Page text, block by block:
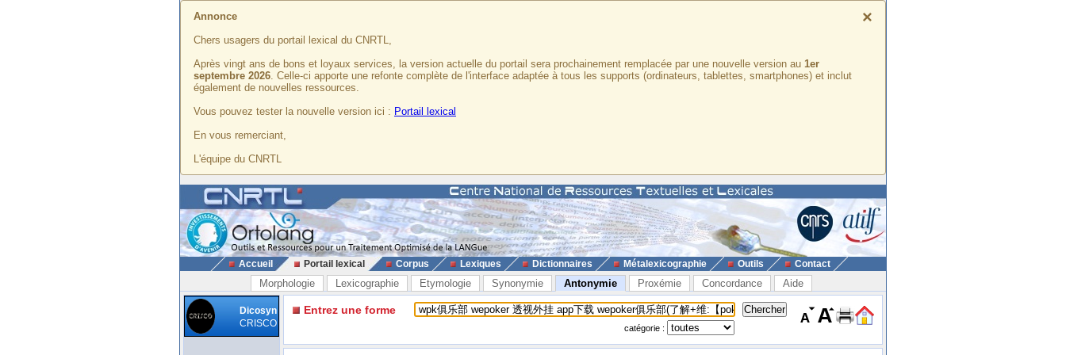
×
Annonce
Chers usagers du portail lexical du CNRTL,
Après vingt ans de bons et loyaux services, la version actuelle du portail sera prochainement remplacée par une nouvelle version au 1er
septembre 2026. Celle-ci apporte une refonte complète de l'interface adaptée à tous les supports (ordinateurs, tablettes, smartphones) et inclut
également de nouvelles ressources.
Vous pouvez tester la nouvelle version ici : Portail lexical
En vous remerciant,
L'équipe du CNRTL
Accueil Portail lexical Corpus Lexiques Dictionnaires Métalexicographie Outils Contact
Morphologie Lexicographie Etymologie Synonymie Antonymie Proxémie Concordance Aide
Dicosyn
CRISCO
Entrez une forme
catégorie :